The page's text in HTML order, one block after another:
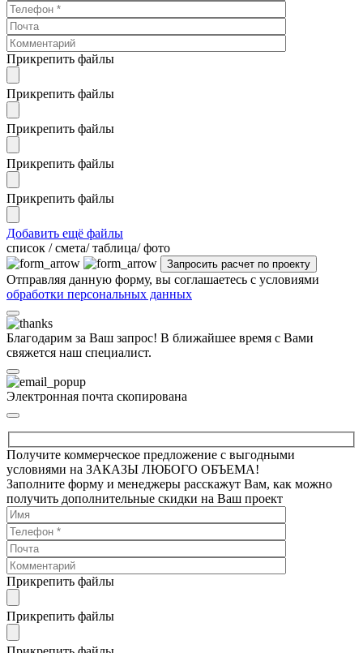
Прикрепить файлы
Прикрепить файлы
Прикрепить файлы
Прикрепить файлы
Прикрепить файлы
Добавить ещё файлы
cписок / смета/ таблица/ фото
Отправляя данную форму, вы соглашаетесь с условиями
обработки персональных данных
Благодарим за Ваш запрос! В ближайшее время с Вами
свяжется наш специалист.
Электронная почта скопирована
Получите коммерческое предложение с выгодными
условиями на ЗАКАЗЫ ЛЮБОГО ОБЪЕМА!
Заполните форму и менеджеры расскажут Вам, как можно
получить дополнительные скидки на Ваш проект
Прикрепить файлы
Прикрепить файлы